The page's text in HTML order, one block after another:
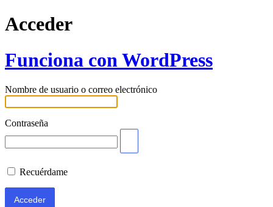
Acceder
Funciona con WordPress
Nombre de usuario o correo electrónico
Contraseña
Recuérdame